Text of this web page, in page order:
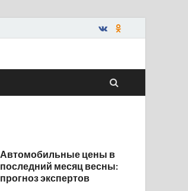
Автомобильные цены в
последний месяц весны:
прогноз экспертов